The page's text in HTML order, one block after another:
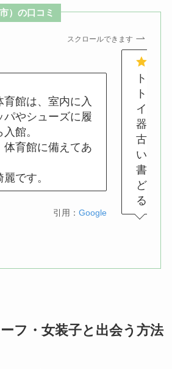
）の口コミ
スクロールできます
館は、室内に入
パやシューズに履
館。
体育館に備えてあ
です。
引用：Google
トレ
トイ
イ。
器材は
古いけ
いせ
書いて
どで
ると
フ・女装子と出会う方法